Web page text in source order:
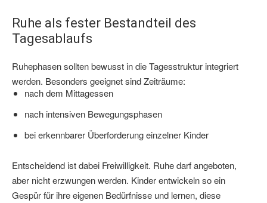
Ruhe als fester Bestandteil des
Tagesablaufs
Ruhephasen sollten bewusst in die Tagesstruktur integriert
werden. Besonders geeignet sind Zeiträume:
nach dem Mittagessen
nach intensiven Bewegungsphasen
bei erkennbarer Überforderung einzelner Kinder
Entscheidend ist dabei Freiwilligkeit. Ruhe darf angeboten,
aber nicht erzwungen werden. Kinder entwickeln so ein
Gespür für ihre eigenen Bedürfnisse und lernen, diese